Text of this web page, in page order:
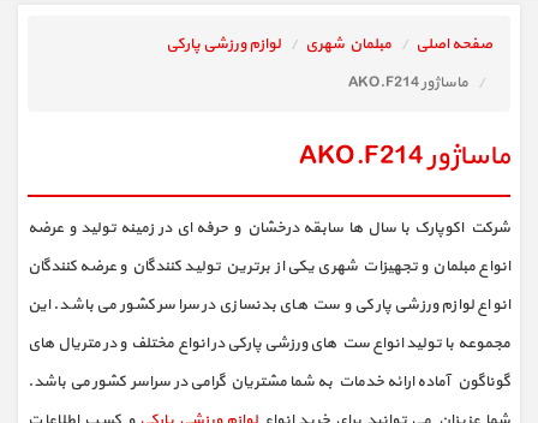
صفحه اصلی مبلمان شهری
لوازم ورزشی پارکی
ماساژور AKO.F214
ماساژور AKO.F214
شرکت اکوپارک با سال ها سابقه درخشان و حرفه ای در زمینه تولید و عرضه
انواع مبلمان و تجهیزات شهری یکی از برترین تولید کنندگان و عرضه کنندگان
انواع لوازم ورزشی پارکی و ست های بدنسازی در سراسر کشور می باشد. این
مجموعه با تولید انواع ست های ورزشی پارکی در انواع مختلف و در متریال های
گوناگون آماده ارائه خدمات به شما مشتریان گرامی در سراسر کشور می باشد.